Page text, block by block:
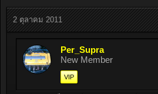
2 ตุลาคม 2011
Per_Supra
New Member
VIP